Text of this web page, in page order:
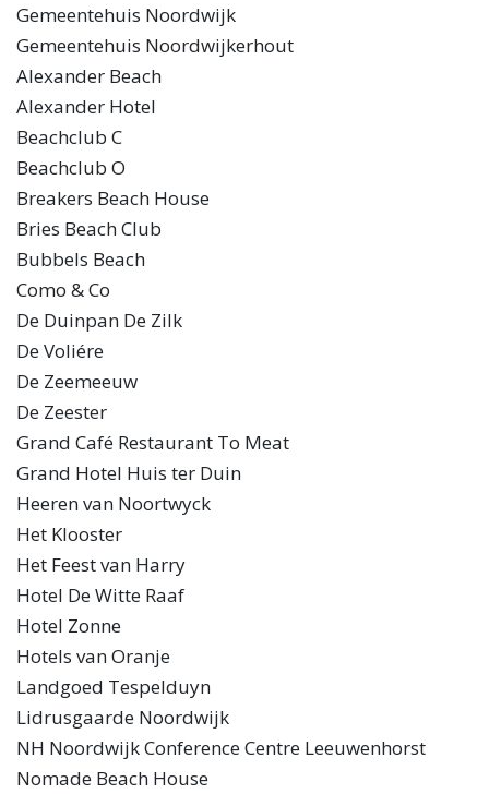
Gemeentehuis Noordwijk
Gemeentehuis Noordwijkerhout
Alexander Beach
Alexander Hotel
Beachclub C
Beachclub O
Breakers Beach House
Bries Beach Club
Bubbels Beach
Como & Co
De Duinpan De Zilk
De Voliére
De Zeemeeuw
De Zeester
Grand Café Restaurant To Meat
Grand Hotel Huis ter Duin
Heeren van Noortwyck
Het Klooster
Het Feest van Harry
Hotel De Witte Raaf
Hotel Zonne
Hotels van Oranje
Landgoed Tespelduyn
Lidrusgaarde Noordwijk
NH Noordwijk Conference Centre Leeuwenhorst
Nomade Beach House